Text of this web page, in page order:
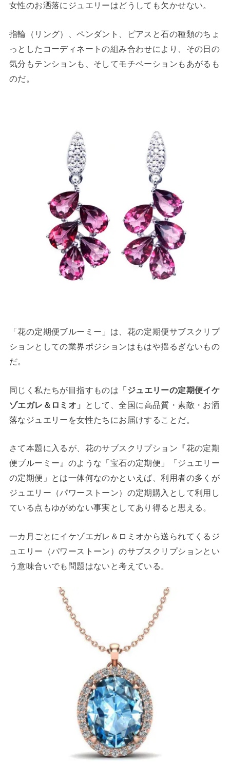
女性のお洒落にジュエリーはどうしても欠かせない。
指輪（リング）、ペンダント、ピアスと石の種類のちょ
っとしたコーディネートの組み合わせにより、その日の
気分もテンションも、そしてモチベーションもあがるも
のだ。
「花の定期便ブルーミー」は、花の定期便サブスクリプ
ションとしての業界ポジションはもはや揺るぎないもの
だ。
同じく私たちが目指すものは 「ジュエリーの定期便イケ
ゾエガレ＆ロミオ」
として、全国に高品質・素敵・お洒
落なジュエリーを女性たちにお届けすることだ。
さて本題に入るが、花のサブスクリプション『花の定期
便ブルーミー』のような「宝石の定期便」「ジュエリー
の定期便」とは一体何なのかといえば、利用者の多くが
ジュエリー（パワーストーン）の定期購入として利用し
ている点もゆがめない事実としてあり得ると思える。
一カ月ごとにイケゾエガレ＆ロミオから送られてくるジ
ュエリー（パワーストーン）のサブスクリプションとい
う意味合いでも問題はないと考えている。